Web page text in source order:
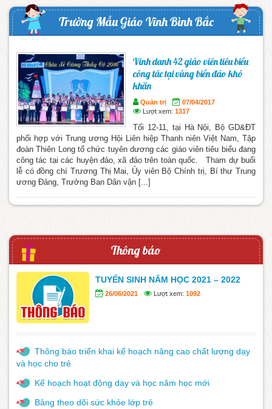
Trường Mẫu Giáo Vĩnh Bình Bắc
Vinh danh 42 giáo viên tiêu biểu
công tác tại vùng biển đảo khó
khăn
Quản trị
07/04/2017
Lượt xem: 1317
Tối 12-11, tại Hà Nội, Bộ GD&ĐT
phối hợp với Trung ương Hội Liên hiệp Thanh niên Việt Nam, Tập
đoàn Thiên Long tổ chức tuyên dương các giáo viên tiêu biểu đang
công tác tại các huyện đảo, xã đảo trên toàn quốc. Tham dự buổi
lễ có đồng chí Trương Thị Mai, Ủy viên Bộ Chính trị, Bí thư Trung
ương Đảng, Trưởng Ban Dân vận [...]
Thông báo
TUYỂN SINH NĂM HỌC 2021 – 2022
26/06/2021 Lượt xem: 1092
Thông báo triển khai kế hoạch nâng cao chất lượng dạy
và học cho trẻ
Kế hoạch hoạt động dạy và học năm học mới
Bảng theo dõi sức khỏe lớp trẻ